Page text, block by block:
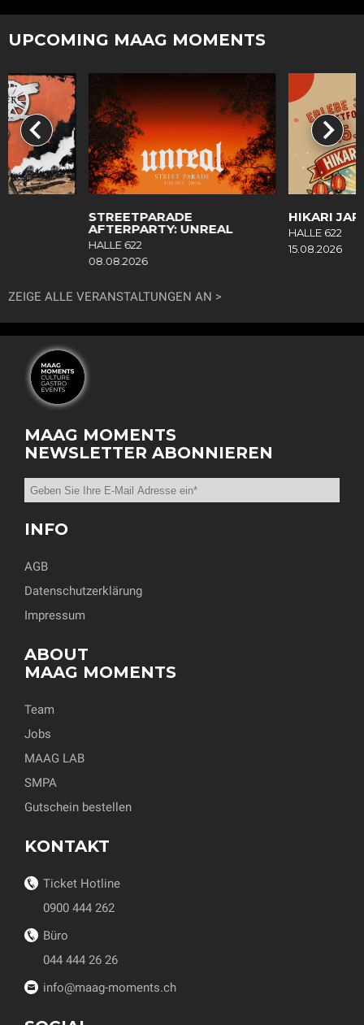
UPCOMING MAAG MOMENTS
STREETPARADE
AFTERPARTY: UNREAL
HALLE 622
08.08.2026
HIKARI
HALLE 622
15.08.2026
ZEIGE ALLE VERANSTALTUNGEN AN
MAAG MOMENTS
NEWSLETTER ABONNIEREN
INFO
AGB
Datenschutzerklärung
Impressum
ABOUT
MAAG MOMENTS
Team
Jobs
MAAG LAB
SMPA
Gutschein bestellen
KONTAKT
Ticket Hotline
0900 444 262
Büro
044 444 26 26
info@maag-moments.ch